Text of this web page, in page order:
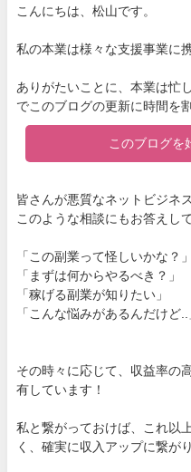
こんにちは、松山です。
私の本業は様々な支援事業に
ありがたいことに、本業は忙
でこのブログの更新に時間を
このブログを
皆さんが悪質なネットビジネ
このような相談にもお答えし
「この副業って怪しいかな？」
「まずは何からやるべき？」
「稼げる副業が知りたい」
「こんな悩みがあるんだけど..
その時々に応じて、収益率の
有しています！
私と繋がっておけば、これ以
く、確実に収入アップに繋が